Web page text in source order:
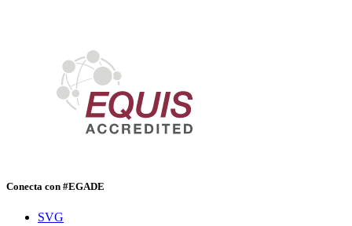
Conecta con #EGADE
SVG